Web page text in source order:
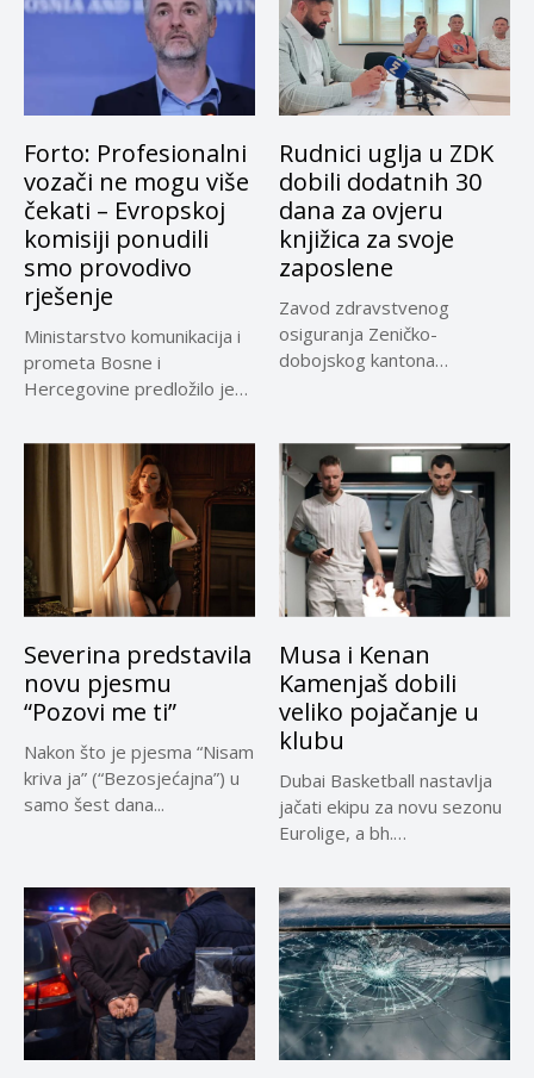
Forto: Profesionalni
vozači ne mogu više
čekati – Evropskoj
komisiji ponudili
smo provodivo
rješenje
Ministarstvo komunikacija i
prometa Bosne i
Hercegovine predložilo je
privremeno...
Rudnici uglja u ZDK
dobili dodatnih 30
dana za ovjeru
knjižica za svoje
zaposlene
Zavod zdravstvenog
osiguranja Zeničko-
dobojskog kantona
Severina predstavila
novu pjesmu
“Pozovi me ti”
Nakon što je pjesma “Nisam
kriva ja” (“Bezosjećajna”) u
samo šest dana...
Musa i Kenan
Kamenjaš dobili
veliko pojačanje u
klubu
Dubai Basketball nastavlja
jačati ekipu za novu sezonu
Eurolige, a bh.